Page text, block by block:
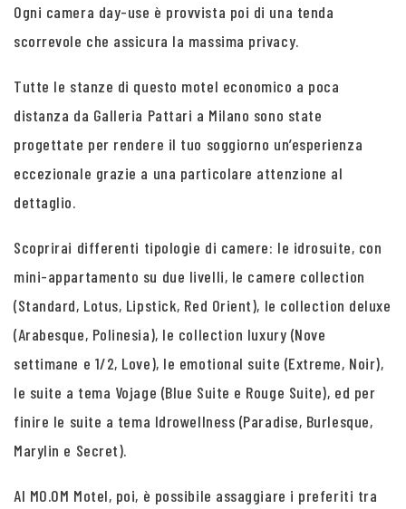
Ogni camera day-use è provvista poi di una tenda
scorrevole che assicura la massima privacy.
Tutte le stanze di questo motel economico a poca
distanza da Galleria Pattari a Milano sono state
progettate per rendere il tuo soggiorno un’esperienza
eccezionale grazie a una particolare attenzione al
dettaglio.
Scoprirai differenti tipologie di camere: le idrosuite, con
mini-appartamento su due livelli, le camere collection
(Standard, Lotus, Lipstick, Red Orient), le collection deluxe
(Arabesque, Polinesia), le collection luxury (Nove
settimane e 1/2, Love), le emotional suite (Extreme, Noir),
le suite a tema Vojage (Blue Suite e Rouge Suite), ed per
finire le suite a tema Idrowellness (Paradise, Burlesque,
Marylin e Secret).
Al MO.OM Motel, poi, è possibile assaggiare i preferiti tra